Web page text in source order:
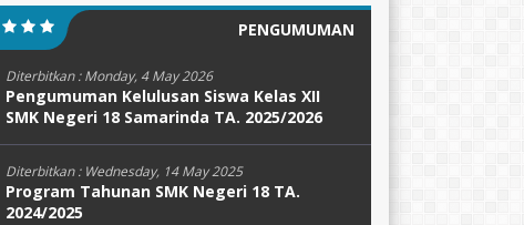
PENGUMUMAN
Diterbitkan :Monday, 4 May 2026
Pengumuman Kelulusan Siswa Kelas XII
SMK Negeri 18 Samarinda TA. 2025/2026
Diterbitkan : Wednesday, 14 May 2025
Program Tahunan SMK Negeri 18 TA.
2024/2025